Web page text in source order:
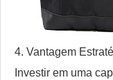
4. Vantagem
Investir em uma